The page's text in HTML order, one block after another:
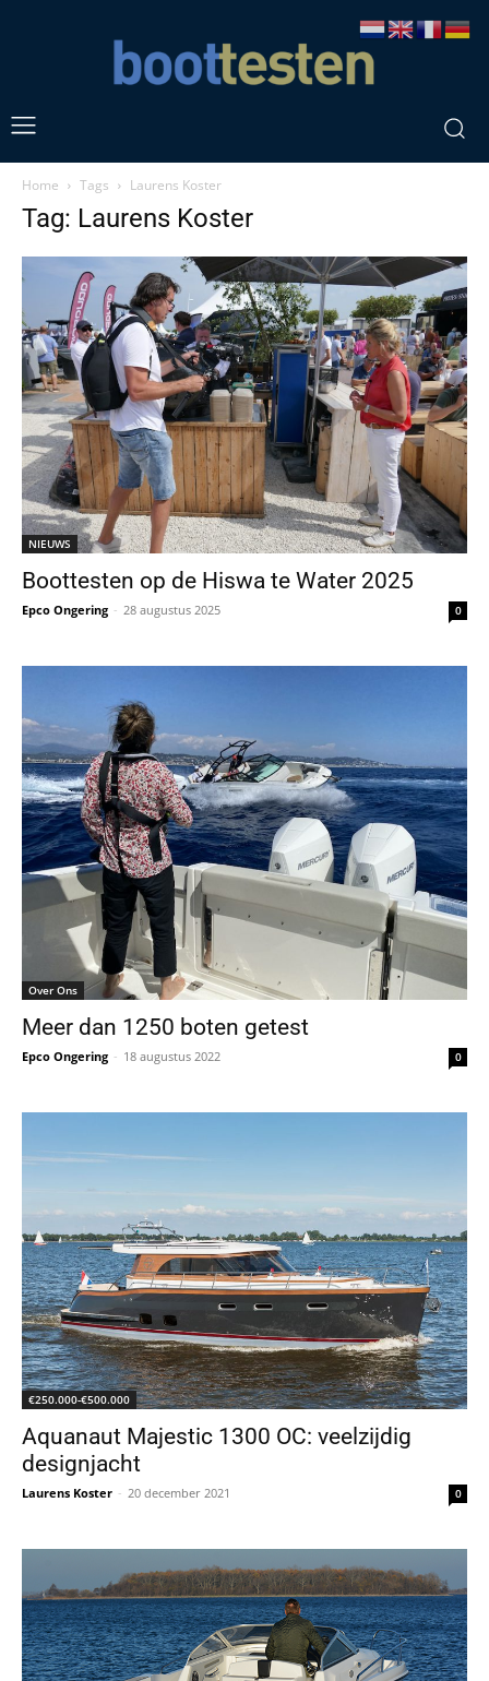
Home Tags Laurens Koster
Tag: Laurens Koster
NIEUWS
Boottesten op de Hiswa te Water 2025
Epco Ongering - 28 augustus 2025 0
Over Ons
Meer dan 1250 boten getest
Epco Ongering - 18 augustus 2022 0
€250.000-€500.000
Aquanaut Majestic 1300 OC: veelzijdig
designjacht
Laurens Koster - 20 december 2021 0